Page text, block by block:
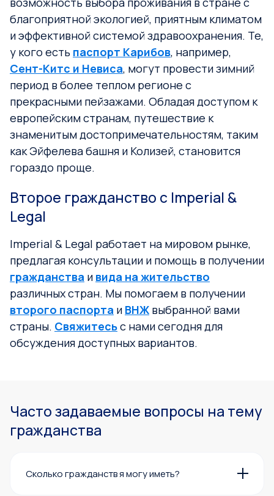
благоприятной экологией, приятным климатом
и эффективной системой здравоохранения. Те,
у кого есть паспорт Карибов, например,
Сент-Китс и Невиса, могут провести зимний
период в более теплом регионе с
прекрасными пейзажами. Обладая доступом к
европейским странам, путешествие к
знаменитым достопримечательностям, таким
как Эйфелева башня и Колизей, становится
гораздо проще.
Второе гражданство с Imperial &
Legal
Imperial & Legal работает на мировом рынке,
предлагая консультации и помощь в получении
гражданства и вида на жительство
различных стран. Мы помогаем в получении
второго паспорта и ВНЖ выбранной вами
страны. Свяжитесьс нами сегодня для
обсуждения доступных вариантов.
Часто задаваемые вопросы на тему
гражданства
Сколько гражданств я могу иметь?